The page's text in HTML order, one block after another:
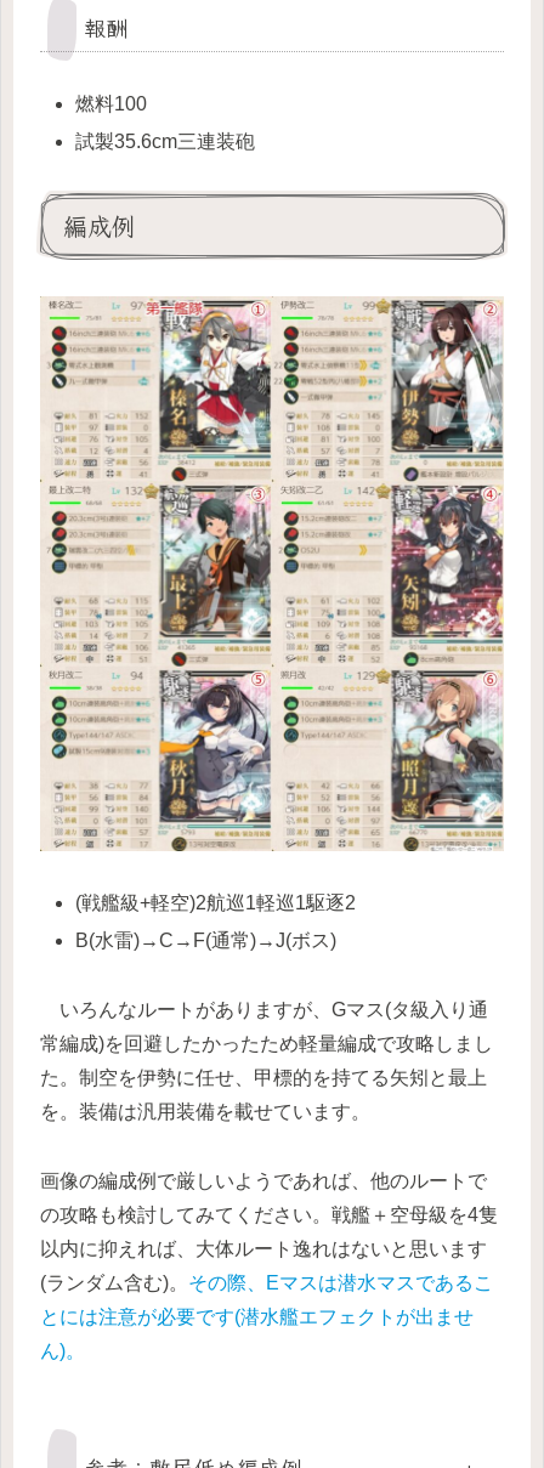
報酬
燃料100
試製35.6cm三連装砲
編成例
(戦艦級+軽空)2航巡1軽巡1駆逐2
B(水雷)→C→F(通常)→J(ボス)
いろんなルートがありますが、Gマス(タ級入り通
常編成)を回避したかったため軽量編成で攻略しまし
た。制空を伊勢に任せ、甲標的を持てる矢矧と最上
を。装備は汎用装備を載せています。
画像の編成例で厳しいようであれば、他のルートで
の攻略も検討してみてください。戦艦＋空母級を4隻
以内に抑えれば、大体ルート逸れはないと思います
(ランダム含む)。 その際、Eマスは潜水マスであるこ
とには注意が必要です(潜水艦エフェクトが出ませ
ん)。